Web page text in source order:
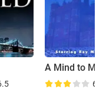
A Mind to
6.6